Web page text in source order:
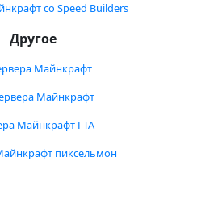
со Speed Builders
Другое
Майнкрафт
Майнкрафт
Майнкрафт ГТА
пиксельмон